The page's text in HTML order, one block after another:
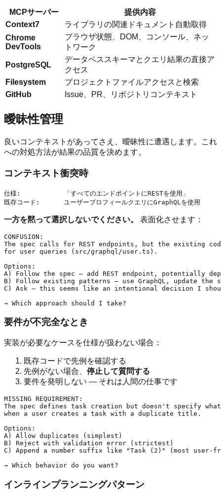
MCPサーバー
提供内容
Context7
ライブラリの関連ドキュメント自動取得
Chrome
DevTools
ブラウザ状態、DOM、コンソール、ネッ
トワーク
PostgreSQL
データベススキーマとクエリ結果の直接ア
クセス
Filesystem
プロジェクトファイルアクセスと検索
GitHub
Issue、PR、リポジトリコンテキスト
曖昧性管理
良いコンテキストがあってさえ、曖昧性に遭遇します。これ
への対処方法が結果の品質を決めます。
コンテキスト衝突時
仕様:           「すべてのエンドポイントにRESTを使用」
一方を黙って選択しないでください。 表面化させます：
CONFUSION:
The spec calls for REST endpoints, but the existing
for user queries (src/graphql/user.ts).
Options:
A) Follow the spec — add REST endpoint, potentially
B) Follow existing patterns — use GraphQL, update the
C) Ask — this seems like an intentional decision I
要件が不完全なとき
実装が必要なケースを仕様が扱わない場合：
既存コードで先例を確認する
先例がない場合、 停止して質問する
要件を発明しない — それは人間の仕事です
MISSING REQUIREMENT:
The spec defines task creation but doesn't specify what
when a user creates a task with a duplicate title.
Options:
A) Allow duplicates (simplest)
B) Reject with validation error (strictest)
C) Append a number suffix like "Task (2)" (most user-
インラインプランニングパターン